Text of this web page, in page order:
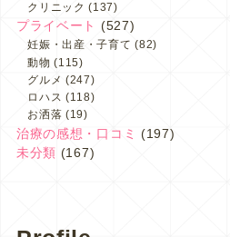
クリニック (137)
プライベート (527)
妊娠・出産・子育て (82)
動物 (115)
グルメ (247)
ロハス (118)
お洒落 (19)
治療の感想・口コミ
(197)
未分類 (167)